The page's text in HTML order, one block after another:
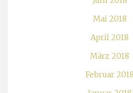
Mai 2018
April 2018
März 2018
Februar 2018